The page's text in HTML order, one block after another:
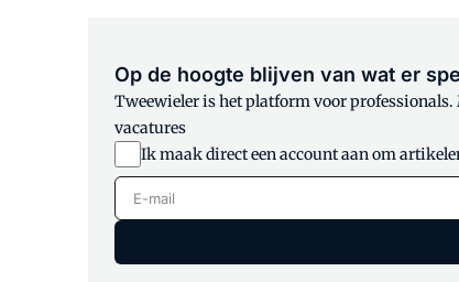
Op de hoogte blijven van wat er
Tweewieler is het platform voor
vacatures
Ik maak direct een account aan om
E-mail